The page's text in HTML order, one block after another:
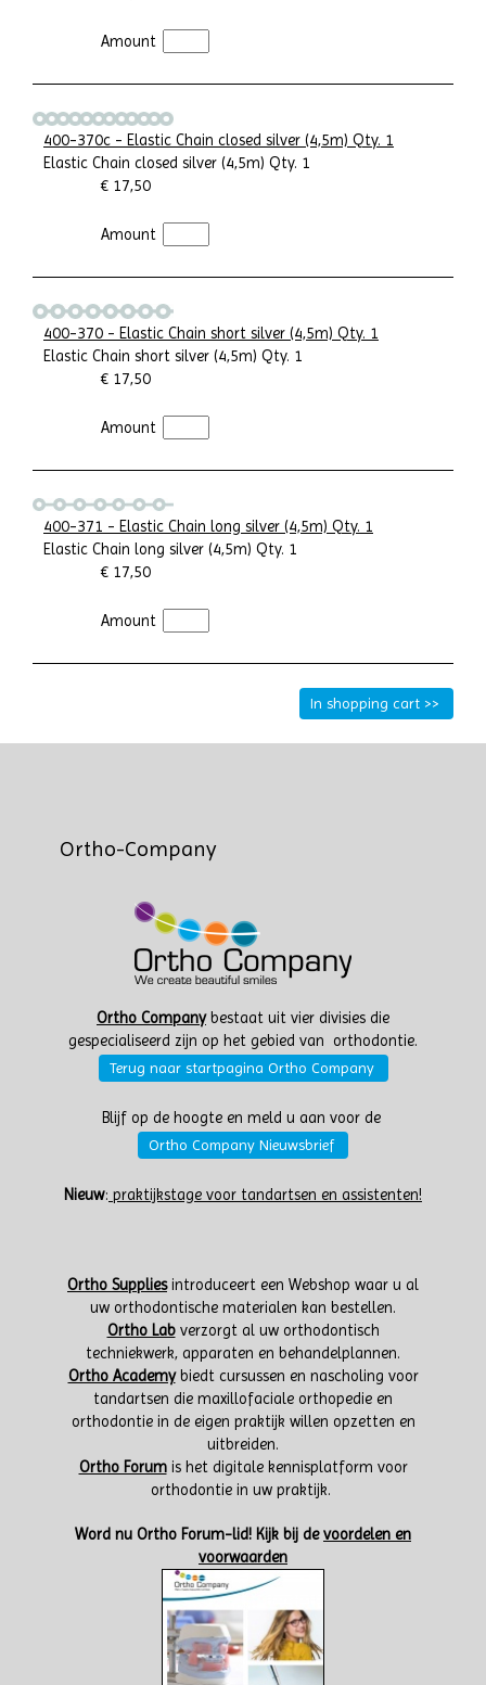
Amount
400-370c - Elastic Chain closed silver (4,5m) Qty. 1
Elastic Chain closed silver (4,5m) Qty. 1
€ 17,50
Amount
400-370 - Elastic Chain short silver (4,5m) Qty. 1
Elastic Chain short silver (4,5m) Qty. 1
€ 17,50
Amount
400-371 - Elastic Chain long silver (4,5m) Qty. 1
Elastic Chain long silver (4,5m) Qty. 1
€ 17,50
Amount
Ortho-Company
Ortho Companybestaat uit vier divisies die
gespecialiseerd zijn op het gebied van orthodontie.
Terug naar startpagina Ortho Company
Blijf op de hoogte en meld u aan voor de
Ortho Company Nieuwsbrief
Nieuw: praktijkstage voor tandartsen en assistenten!
Ortho Suppliesintroduceert een Webshop waar u al
uw orthodontische materialen kan bestellen.
Ortho Labverzorgt al uw orthodontisch
techniekwerk, apparaten en behandelplannen.
Ortho Academybiedt cursussen en nascholing voor
tandartsen die maxillofaciale orthopedie en
orthodontie in de eigen praktijk willen opzetten en
uitbreiden.
Ortho Forumis het digitale kennisplatform voor
orthodontie in uw praktijk.
Word nu Ortho Forum-lid! Kijk bij devoordelen en
voorwaarden